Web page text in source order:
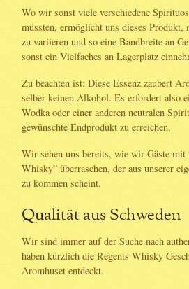
Wo wir sonst viele verschiedene
müssten, ermöglicht uns dieses
zu variieren und so eine Bandbreite an
sonst ein Vielfaches an Lagerplatz
Zu beachten ist: Diese Essenz zaubert
selber keinen Alkohol. Es erfordert also
Wodka oder einer anderen neutralen
gewünschte Endprodukt zu erreichen.
Wir sehen uns bereits, wie wir Gäste mit
Whisky” überraschen, der aus unserer
zu kommen scheint.
Qualität aus Schweden
Wir sind immer auf der Suche nach
haben kürzlich die Regents Whisky
Aromhuset entdeckt.